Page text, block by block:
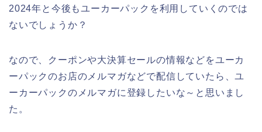
2024年と今後もユーカーパックを利用していくのでは
ないでしょうか？
なので、クーポンや大決算セールの情報などをユーカ
ーパックのお店のメルマガなどで配信していたら、ユ
ーカーパックのメルマガに登録したいな～と思いまし
た。